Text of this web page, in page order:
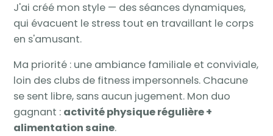
J'ai créé mon style — des séances dynamiques,
qui évacuent le stress tout en travaillant le corps
en s'amusant.
Ma priorité : une ambiance familiale et conviviale,
loin des clubs de fitness impersonnels. Chacune
se sent libre, sans aucun jugement. Mon duo
gagnant : activité physique régulière +
alimentation saine.